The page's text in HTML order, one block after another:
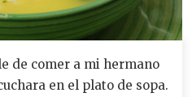
de comer a mi hermano
en el plato de sopa.